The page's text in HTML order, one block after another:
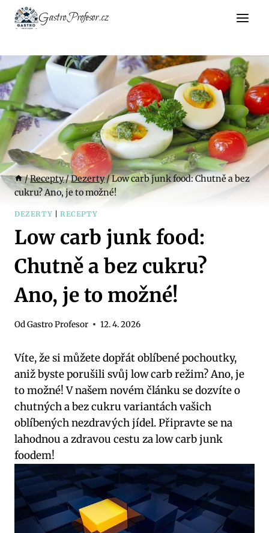
Přeskočit
GastroProfesor.cz
/Recepty/Dezerty/Low carb junk food: Chutně a bez
cukru? Ano, je to možné!
DEZERTY RECEPTY
Low carb junk food:
Chutně a bez cukru?
Ano, je to možné!
OdGastro Profesor 12. 4. 2026
Víte, že si můžete dopřát oblíbené pochoutky,
aniž byste porušili svůj low carb režim? Ano, je
to možné! V našem novém článku se dozvíte o
chutných a bez cukru variantách vašich
oblíbených nezdravých jídel. Připravte se na
lahodnou a zdravou cestu za low carb junk
foodem!